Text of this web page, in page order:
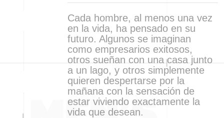
Cada hombre, al menos una vez
en la vida, ha pensado en su
futuro. Algunos se imaginan
como empresarios exitosos,
otros sueñan con una casa junto
a un lago, y otros simplemente
quieren despertarse por la
mañana con la sensación de
estar viviendo exactamente la
vida que desean.